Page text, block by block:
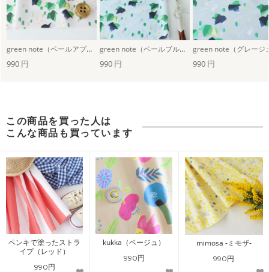
green note（ペールアプリコット） green note（ペールブルー） green note（グレージ
990 円 990 円 990 円
この商品を買った人は
こんな商品も買っています
ペンキで塗ったストラ
イプ（レッド）
990円
kukka（ベージュ）
990円
mimosa -ミモザ-
990円